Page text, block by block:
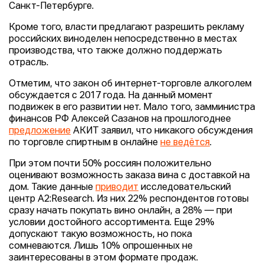
Санкт-Петербурге.
Кроме того, власти предлагают разрешить рекламу
российских виноделен непосредственно в местах
производства, что также должно поддержать
отрасль.
Отметим, что закон об интернет-торговле алкоголем
обсуждается с 2017 года. На данный момент
подвижек в его развитии нет. Мало того, замминистра
финансов РФ Алексей Сазанов на прошлогоднее
предложение АКИТ заявил, что никакого обсуждения
по торговле спиртным в онлайне не ведётся.
При этом почти 50% россиян положительно
оценивают возможность заказа вина с доставкой на
дом. Такие данные приводит исследовательский
центр A2:Research. Из них 22% респондентов готовы
сразу начать покупать вино онлайн, а 28% — при
условии достойного ассортимента. Еще 29%
допускают такую возможность, но пока
сомневаются. Лишь 10% опрошенных не
заинтересованы в этом формате продаж.